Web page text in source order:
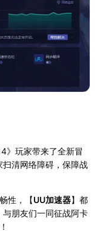
》玩家带来了全新冒
扫清网络障碍，保障战
性，【UU加速器】都
与朋友们一同征战阿卡